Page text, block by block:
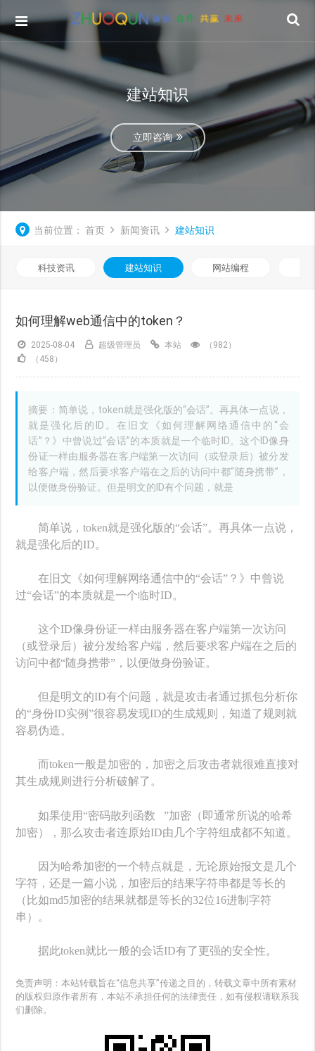
建站知识
立即咨询
当前位置： 首页 新闻资讯 建站知识
科技资讯 建站知识 网站编程
如何理解web通信中的token？
2025-08-04 超级管理员 本站
（982）
（458）
摘要：简单说，token就是强化版的“会话”。再具体一点说，
就是强化后的ID。在旧文《如何理解网络通信中的“会
话”？》中曾说过“会话”的本质就是一个临时ID。这个ID像身
份证一样由服务器在客户端第一次访问（或登录后）被分发
给客户端，然后要求客户端在之后的访问中都“随身携带”，
以便做身份验证。但是明文的ID有个问题，就是
简单说，token就是强化版的“会话”。再具体一点说，
就是强化后的ID。
在旧文 《如何理解网络通信中的“会话”？》 中曾说
过“会话”的本质就是一个临时ID。
这个ID像身份证一样由服务器在客户端第一次访问
（或登录后）被分发给客户端，然后要求客户端在之后的
访问中都“随身携带”，以便做身份验证。
但是明文的ID有个问题，就是攻击者通过抓包分析你
的“身份ID实例”很容易发现ID的生成规则，知道了规则就
容易伪造。
而token一般是加密的，加密之后攻击者就很难直接对
其生成规则进行分析破解了。
如果使用“密码散列函数
”加密（即通常所说的哈希
加密），那么攻击者连原始ID由几个字符组成都不知道。
因为哈希加密的一个特点就是，无论原始报文是几个
字符，还是一篇小说，加密后的结果字符串都是等长的
（比如md5加密的结果就都是等长的32位16进制字符
串）。
据此token就比一般的会话ID有了更强的安全性。
免责声明：本站转载旨在“信息共享”传递之目的，转载文章中所有素材
的版权归原作者所有，本站不承担任何的法律责任，如有侵权请联系我
们删除。